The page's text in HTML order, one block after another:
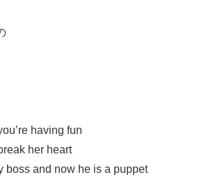
having fun
her heart
boss and now he is a puppet